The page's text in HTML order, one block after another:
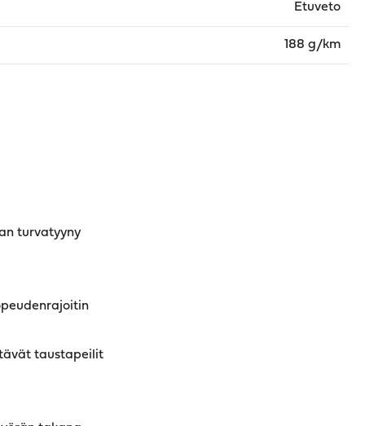
Etuveto
188 g/km
turvatyyny
taustapeilit